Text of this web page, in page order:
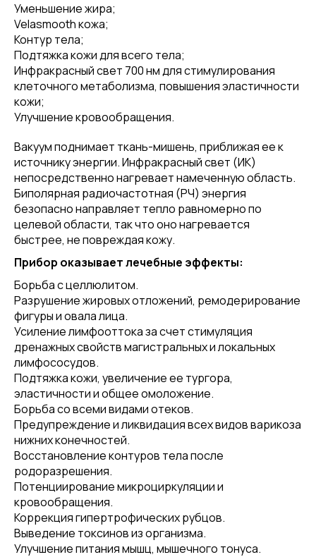
Уменьшение жира;
Velasmooth кожа;
Контур тела;
Подтяжка кожи для всего тела;
Инфракрасный свет 700 нм для стимулирования
клеточного метаболизма, повышения эластичности
кожи;
Улучшение кровообращения.
Вакуум поднимает ткань-мишень, приближая ее к
источнику энергии. Инфракрасный свет (ИК)
непосредственно нагревает намеченную область.
Биполярная радиочастотная (РЧ) энергия
безопасно направляет тепло равномерно по
целевой области, так что оно нагревается
быстрее, не повреждая кожу.
Прибор оказывает лечебные эффекты:
Борьба с целлюлитом.
Разрушение жировых отложений, ремодерирование
фигуры и овала лица.
Усиление лимфооттока за счет стимуляция
дренажных свойств магистральных и локальных
лимфососудов.
Подтяжка кожи, увеличение ее тургора,
эластичности и общее омоложение.
Борьба со всеми видами отеков.
Предупреждение и ликвидация всех видов варикоза
нижних конечностей.
Восстановление контуров тела после
родоразрешения.
Потенциирование микроциркуляции и
кровообращения.
Коррекция гипертрофических рубцов.
Выведение токсинов из организма.
Улучшение питания мышц, мышечного тонуса.